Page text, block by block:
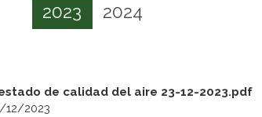
2023 2024
de calidad del aire 23-12-2023.pdf
12/2023